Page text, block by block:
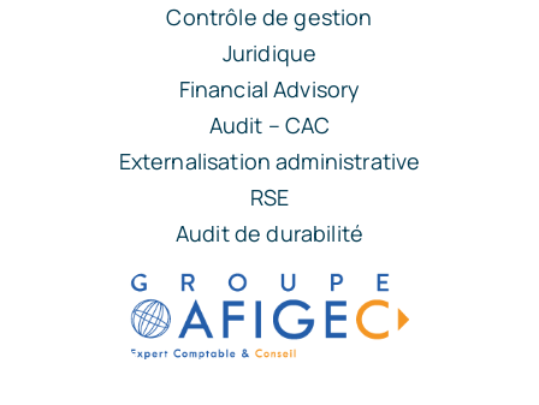
Contrôle de gestion
Juridique
Financial Advisory
Audit – CAC
Externalisation administrative
RSE
Audit de durabilité